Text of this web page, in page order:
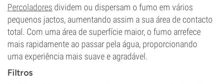
Percoladores dividem ou dispersam o fumo em vários
pequenos jactos, aumentando assim a sua área de contacto
total. Com uma área de superfície maior, o fumo arrefece
mais rapidamente ao passar pela água, proporcionando
uma experiência mais suave e agradável.
Filtros